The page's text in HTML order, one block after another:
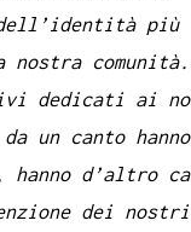
più
nostra
dedicati ai
un canto
d’altro
dei nostri